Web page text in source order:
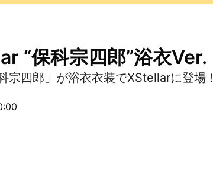
“保科宗四郎”浴衣Ver.
宗四郎」が浴衣衣装でXStellarに登場！